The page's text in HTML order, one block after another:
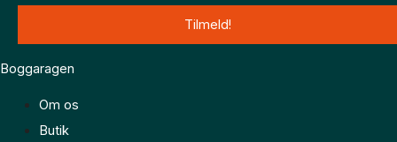
Boggaragen
Om os
Butik